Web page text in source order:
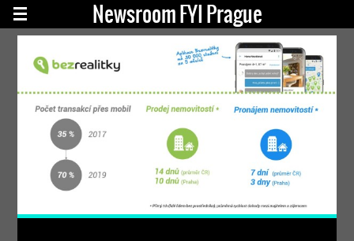
Newsroom FYI Prague